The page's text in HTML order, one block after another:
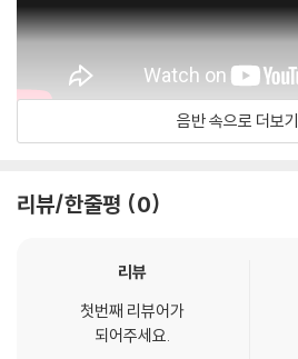
음반 속으로 더보기
리뷰/한줄평 0
리뷰
첫번째 리뷰어가
되어주세요.